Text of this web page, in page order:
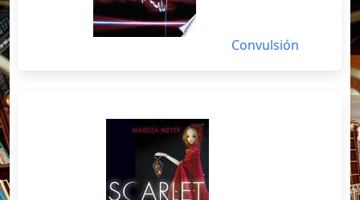
Convulsión